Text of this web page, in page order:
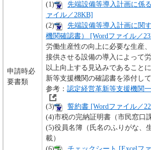
申請時必
要書類
(1)
先端設備等導入計画に係
ァイル／28KB]
(2)
先端設備等導入計画に関
機関確認書） [Wordファイル／
労働生産性の向上に必要な生産
接供させる設備の導入によって
以上向上する見込みであること
新等支援機関の確認書を添付して
参考： 認定経営革新等支援機関
(3)
誓約書 [Wordファイル／
(4)市税の完納証明書（市民窓口
(5)役員名簿（氏名のふりがな、
載）